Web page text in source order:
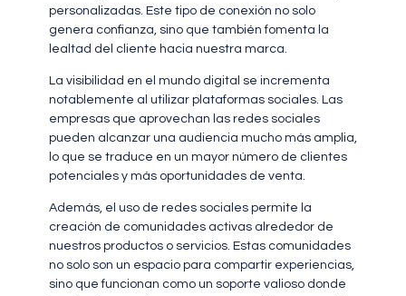
personalizadas. Este tipo de conexión no solo
genera confianza, sino que también fomenta la
lealtad del cliente hacia nuestra marca.
La visibilidad en el mundo digital se incrementa
notablemente al utilizar plataformas sociales. Las
empresas que aprovechan las redes sociales
pueden alcanzar una audiencia mucho más amplia,
lo que se traduce en un mayor número de clientes
potenciales y más oportunidades de venta.
Además, el uso de redes sociales permite la
creación de comunidades activas alrededor de
nuestros productos o servicios. Estas comunidades
no solo son un espacio para compartir experiencias,
sino que funcionan como un soporte valioso donde